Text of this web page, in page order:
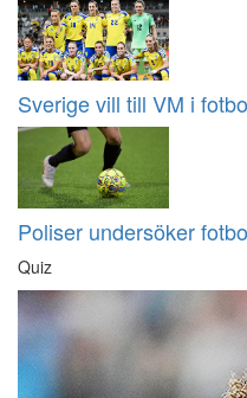
Sverige vill till VM i
Poliser undersöker
Quiz